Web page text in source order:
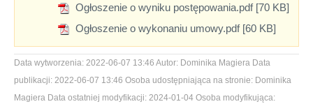
Ogłoszenie o wyniku postępowania.pdf [70 KB]
Ogłoszenie o wykonaniu umowy.pdf [60 KB]
Data wytworzenia: 2022-06-07 13:46 Autor: Dominika Magiera Data
publikacji: 2022-06-07 13:46 Osoba udostępniająca na stronie: Dominika
Magiera Data ostatniej modyfikacji: 2024-01-04 Osoba modyfikująca: